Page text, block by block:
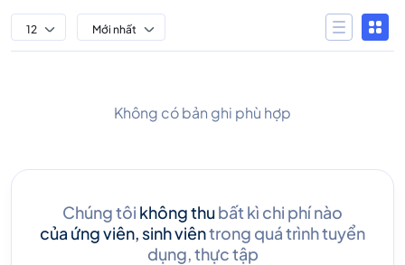
12 Mới nhất
Không có bản ghi phù hợp
Chúng tôi không thubất kì chi phí nào
của ứng viên, sinh viêntrong quá trình tuyển
dụng, thực tập